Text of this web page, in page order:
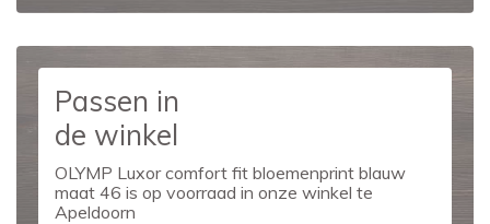
Passen in
de winkel
OLYMP Luxor comfort fit bloemenprint blauw
maat 46 is op voorraad in onze winkel te
Apeldoorn